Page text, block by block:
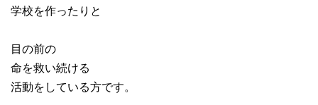
学校を作ったりと
目の前の
命を救い続ける
活動をしている方です。